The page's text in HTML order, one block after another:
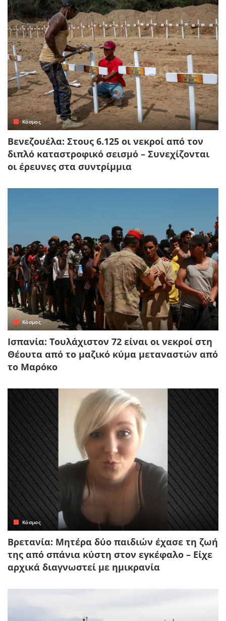
Κόσμος
Βενεζουέλα: Στους 6.125 οι νεκροί από τον
διπλό καταστροφικό σεισμό – Συνεχίζονται
οι έρευνες στα συντρίμμια
Κόσμος
Ισπανία: Τουλάχιστον 72 είναι οι νεκροί στη
Θέουτα από το μαζικό κύμα μεταναστών από
το Μαρόκο
Κόσμος
Βρετανία: Μητέρα δύο παιδιών έχασε τη ζωή
της από σπάνια κύστη στον εγκέφαλο – Είχε
αρχικά διαγνωστεί με ημικρανία